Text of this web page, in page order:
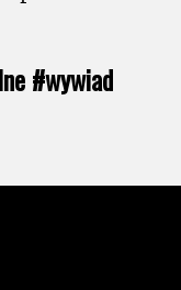
#wywiad